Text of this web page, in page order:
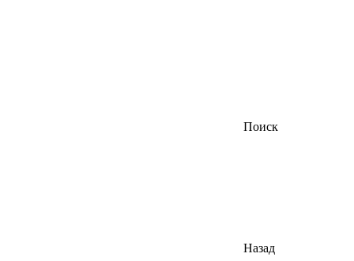
Поиск
Назад